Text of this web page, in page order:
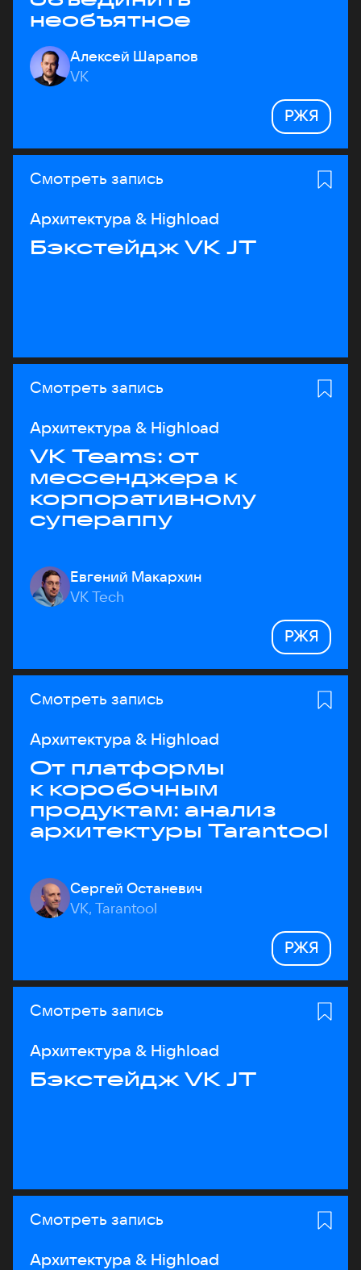
необъятное
Алексей Шарапов
VK
РЖЯ
Смотреть запись
Архитектура & Highload
Бэкстейдж VK JT
Смотреть запись
Архитектура & Highload
VK Teams: от
мессенджера к
корпоративному
супераппу
Евгений Макархин
VK Tech
РЖЯ
Смотреть запись
Архитектура & Highload
От платформы
к коробочным
продуктам: анализ
архитектуры Tarantool
Сергей Останевич
VK, Tarantool
РЖЯ
Смотреть запись
Архитектура & Highload
Бэкстейдж VK JT
Смотреть запись
Архитектура & Highload